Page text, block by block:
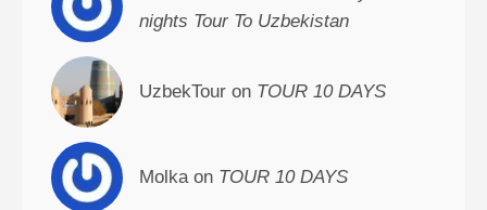
nights Tour To Uzbekistan
UzbekTour on TOUR 10 DAYS
Molka on TOUR 10 DAYS